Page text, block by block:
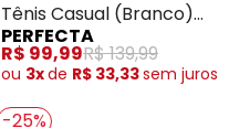
Tênis Casual (Branco)
com Detalhe de Strass
PERFECTA
R$ 99,99R$ 139,99
ou 3xde R$ 33,33sem juros
-25%